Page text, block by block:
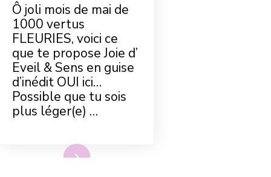
Ô joli mois de mai de
1000 vertus
FLEURIES, voici ce
que te propose Joie d’
Eveil & Sens en guise
d’inédit OUI ici…
Possible que tu sois
plus léger(e) …